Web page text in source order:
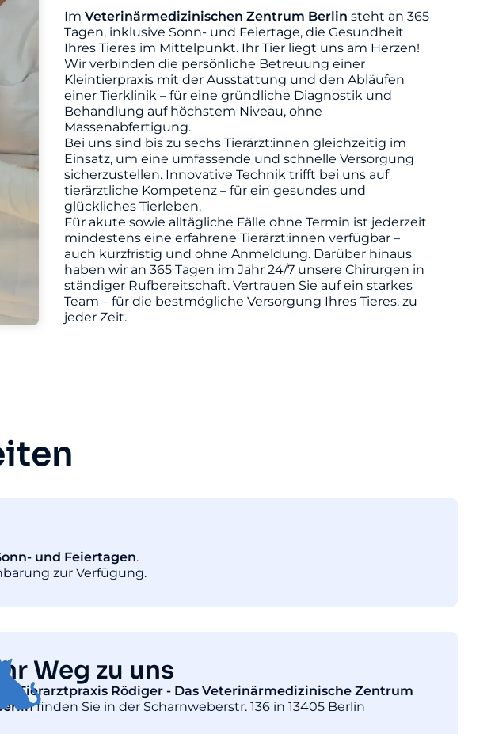
Im Veterinärmedizinischen Zentrum Berlin steht an 365
Tagen, inklusive Sonn- und Feiertage, die Gesundheit
Ihres Tieres im Mittelpunkt. Ihr Tier liegt uns am Herzen!
Wir verbinden die persönliche Betreuung einer
Kleintierpraxis mit der Ausstattung und den Abläufen
einer Tierklinik – für eine gründliche Diagnostik und
Behandlung auf höchstem Niveau, ohne
Massenabfertigung.
Bei uns sind bis zu sechs Tierärzt:innen gleichzeitig im
Einsatz, um eine umfassende und schnelle Versorgung
sicherzustellen. Innovative Technik trifft bei uns auf
tierärztliche Kompetenz – für ein gesundes und
glückliches Tierleben.
Für akute sowie alltägliche Fälle ohne Termin ist jederzeit
mindestens eine erfahrene Tierärzt:innen verfügbar –
auch kurzfristig und ohne Anmeldung. Darüber hinaus
haben wir an 365 Tagen im Jahr 24/7 unsere Chirurgen in
ständiger Rufbereitschaft. Vertrauen Sie auf ein starkes
Team – für die bestmögliche Versorgung Ihres Tieres, zu
jeder Zeit.
und Feiertagen.
zur Verfügung.
Weg zu uns
Tierarztpraxis Rödiger - Das Veterinärmedizinische Zentrum
finden Sie in der Scharnweberstr. 136 in 13405 Berlin